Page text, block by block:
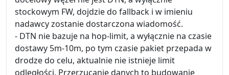
stockowym FW, dojdzie do fallback i w imieniu
nadawcy zostanie dostarczona wiadomość.
- DTN nie bazuje na hop-limit, a wyłącznie na czasie
dostawy 5m-10m, po tym czasie pakiet przepada w
drodze do celu, aktualnie nie istnieje limit
odległości. Przerzucanie danych to budowanie